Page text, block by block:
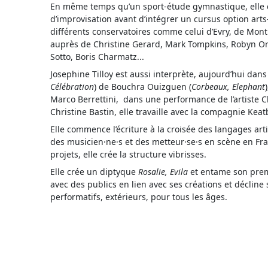
En même temps qu’un sport-étude gymnastique,
d’improvisation avant d’intégrer un cursus option
différents conservatoires comme celui d’Evry, de
auprès de Christine Gerard, Mark Tompkins, Robyn
Sotto, Boris Charmatz...
Josephine Tilloy est aussi interprète, aujourd’hui
Célébration) de Bouchra Ouizguen (Corbeaux, Elephant
Marco Berrettini, dans une performance de l’artiste
Christine Bastin, elle travaille avec la compagnie
Elle commence l’écriture à la croisée des langages
des musicien·ne·s et des metteur·se·s en scène en
projets, elle crée la structure vibrisses.
Elle crée un diptyque Rosalie, Evila et entame son
avec des publics en lien avec ses créations et
performatifs, extérieurs, pour tous les âges.